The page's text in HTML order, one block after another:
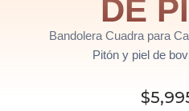
DE
Bandolera Cuadra para
Pitón y piel de
$